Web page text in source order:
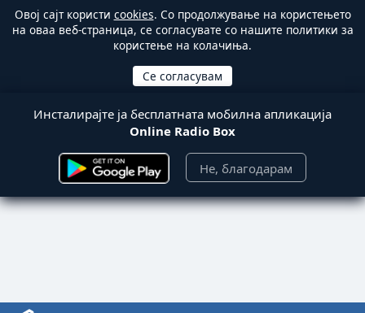
Овој сајт користи cookies. Со продолжување на користењето
на оваа веб-страница, се согласувате со нашите политики за
користење на колачиња.
Инсталирајте ја бесплатната мобилна апликација
Online Radio Box
Не, благодарам